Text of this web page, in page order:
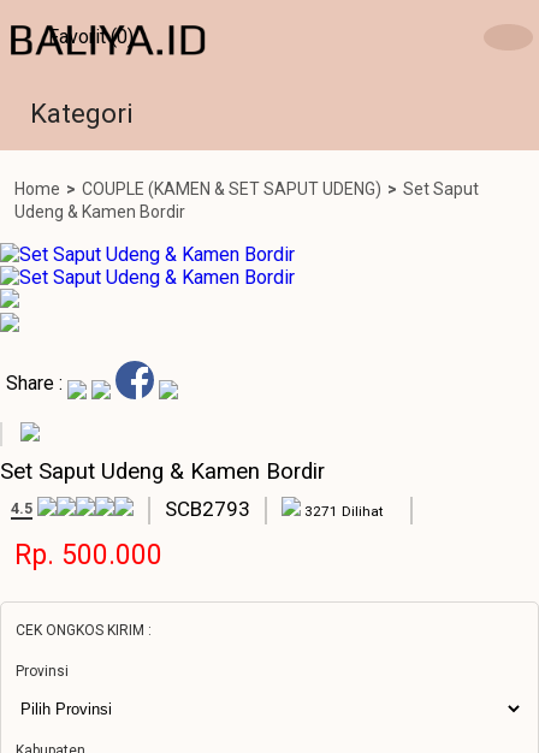
Kategori
Home > COUPLE (KAMEN & SET SAPUT UDENG) > Set Saput
Udeng & Kamen Bordir
Share :
Favorit (0)
Set Saput Udeng & Kamen Bordir
4.5 SCB2793 3271 Dilihat
Rp. 500.000
CEK ONGKOS KIRIM :
Provinsi